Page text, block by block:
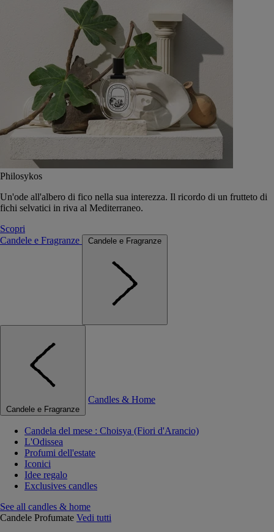
Philosykos
Un'ode all'albero di fico nella sua interezza. Il ricordo di un frutteto di
fichi selvatici in riva al Mediterraneo.
Scopri
Candele e Fragranze
Candele e Fragranze
Candele e Fragranze
Candles & Home
Candela del mese : Choisya (Fiori d'Arancio)
L'Odissea
Profumi dell'estate
Iconici
Idee regalo
Exclusives candles
See all candles & home
Candele Profumate Vedi tutti